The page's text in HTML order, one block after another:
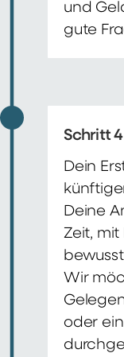
und
gute
Schritt 4
Dein
Deine
Zeit, mit
Wir
oder